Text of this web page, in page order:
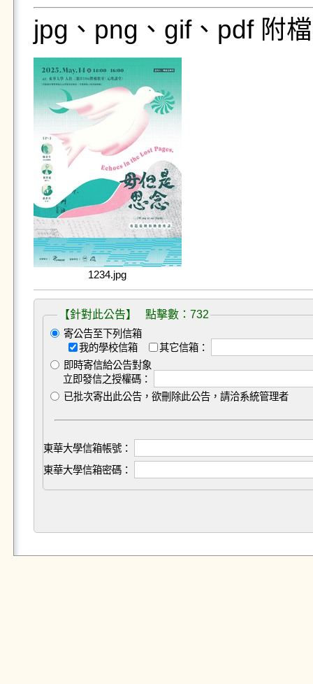
jpg、png、gif、pdf 附
1234.jpg
【針對此公告】 點擊數：732
寄公告至下列信箱
我的學校信箱
其它信箱：
即時寄信給公告對象
立即發信之授權碼：
已批次寄出此公告，欲刪除此公告，請洽系統管理者
東華大學信箱帳號：
東華大學信箱密碼：